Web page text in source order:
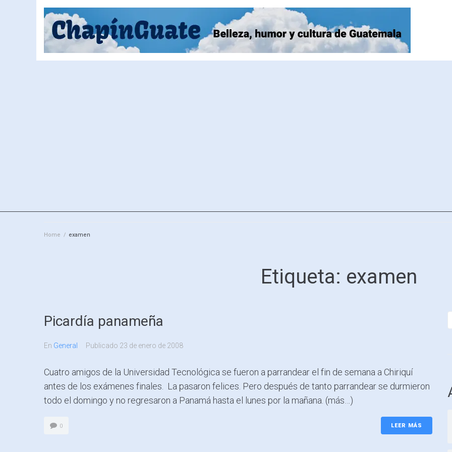
Home / examen
Etiqueta: examen
Picardía panameña
En General Publicado 23 de enero de 2008
Cuatro amigos de la Universidad Tecnológica se fueron a parrandear el fin de semana a Chiriquí
antes de los exámenes finales. La pasaron felices. Pero después de tanto parrandear se durmieron
todo el domingo y no regresaron a Panamá hasta el lunes por la mañana. (más…)
0 LEER MÁS